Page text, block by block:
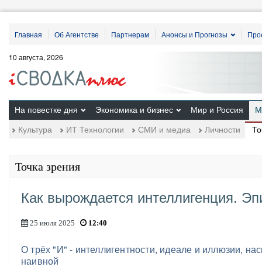
Главная Об Агентстве Партнерам Анонсы и Прогнозы
10 августа, 2026
На повестке дня Экономика и бизнес Мир и Россия
Культура ИТ Технологии СМИ и медиа Личности
Точка зрения
Как вырождается интеллигенция.
25 июля 2025 12:40
О трёх "И" - интеллигентности, идеале и иллюзии,
наивной